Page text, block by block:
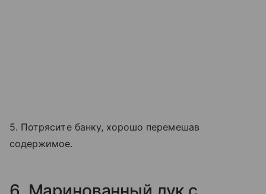
5. Потрясите банку, хорошо перемешав
содержимое.